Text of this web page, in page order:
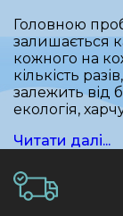
Головною
залишається
кожного на
кількість
залежить від
екологія,
Читати далі...